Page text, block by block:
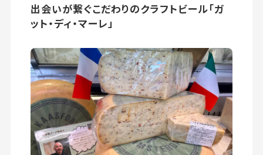
出会いが繋ぐこだわりのクラフトビール「ガ
ット・ディ・マーレ」